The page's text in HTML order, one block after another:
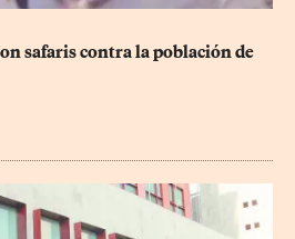
safaris contra la población de